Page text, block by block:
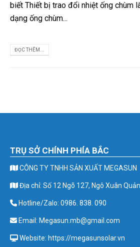
biết Thiết bị trao đổi nhiệt ống chùm
dạng ống chùm...
ĐỌC THÊM...
TRỤ SỞ CHÍNH PHÍA BẮC
CÔNG TY TNHH SẢN XUẤT MEGASUN
Địa chỉ: Số 12 Ngõ 127, Ngô Xuân
Hotline/Zalo: 0986. 838. 090
Email: Megasun.mb@gmail.com
Website: https://megasunsolar.vn